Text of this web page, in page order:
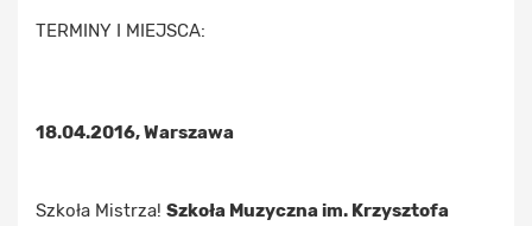
TERMINY I MIEJSCA:
18.04.2016, Warszawa
Szkoła Mistrza! Szkoła Muzyczna im. Krzysztofa